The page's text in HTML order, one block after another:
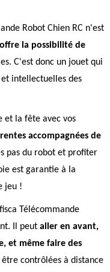
Robot Chien RC n'est
offre la possibilité de
C'est donc un jouet qui
intellectuelles des
et la fête avec vos
accompagnées de
pas du robot et profiter
est garantie à la
jeu !
Télécommande
Il peut aller en avant,
et même faire des
être contrôlées à distance